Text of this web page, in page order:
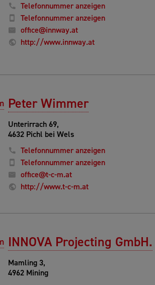
Telefonnummer anzeigen
Telefonnummer anzeigen
office@innway.at
http://www.innway.at
Peter Wimmer
Unterirrach 69,
4632 Pichl bei Wels
Telefonnummer anzeigen
Telefonnummer anzeigen
office@t-c-m.at
http://www.t-c-m.at
INNOVA Projecting GmbH.
Mamling 3,
4962 Mining